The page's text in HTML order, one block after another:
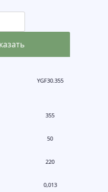
YGF30.355
355
50
220
0,013